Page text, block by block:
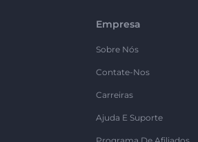
Empresa
Sobre Nós
Contate-Nos
Carreiras
Ajuda E Suporte